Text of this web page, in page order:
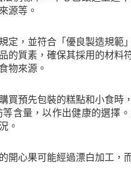
源等。
定，並符合「優良製造規範
的質素，確保其採用的材料
物來源。
買預先包裝的糕點和小食時
含量，以作出健康的選擇
。
開心果可能經過漂白加工，